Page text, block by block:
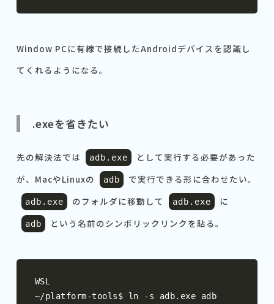
Window PCに有線で接続したAndroidデバイスを認識し
てくれるようになる。
.exeを省きたい
先の解決法では adb . exe
として実行する必要があった
が、MacやLinuxの
adb で実行できる形に合わせたい。
adb . exe のフォルダに移動して adb . exe に
adb という名前のシンボリックリンクを貼る。
~/platform-tools$ ln - s adb. exe adb